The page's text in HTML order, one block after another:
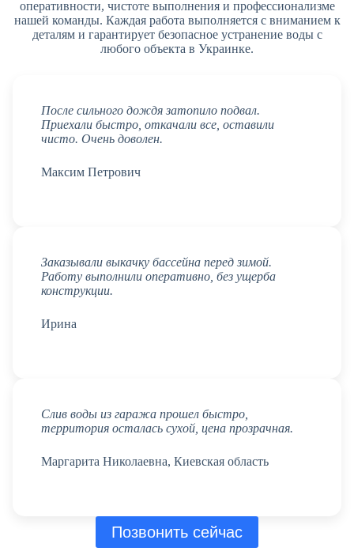
оперативности, чистоте выполнения и профессионализме
нашей команды. Каждая работа выполняется с вниманием к
деталям и гарантирует безопасное устранение воды с
любого объекта в Украинке.
После сильного дождя затопило подвал.
Приехали быстро, откачали все, оставили
чисто. Очень доволен.
Максим Петрович
Заказывали выкачку бассейна перед зимой.
Работу выполнили оперативно, без ущерба
конструкции.
Ирина
Слив воды из гаража прошел быстро,
территория осталась сухой, цена прозрачная.
Маргарита Николаевна, Киевская область
Позвонить сейчас